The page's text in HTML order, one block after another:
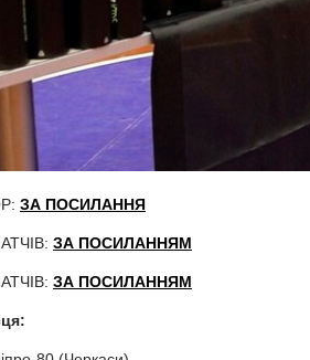
ЗА ПОСИЛАННЯ
ЗА ПОСИЛАННЯМ
ЗА ПОСИЛАННЯМ